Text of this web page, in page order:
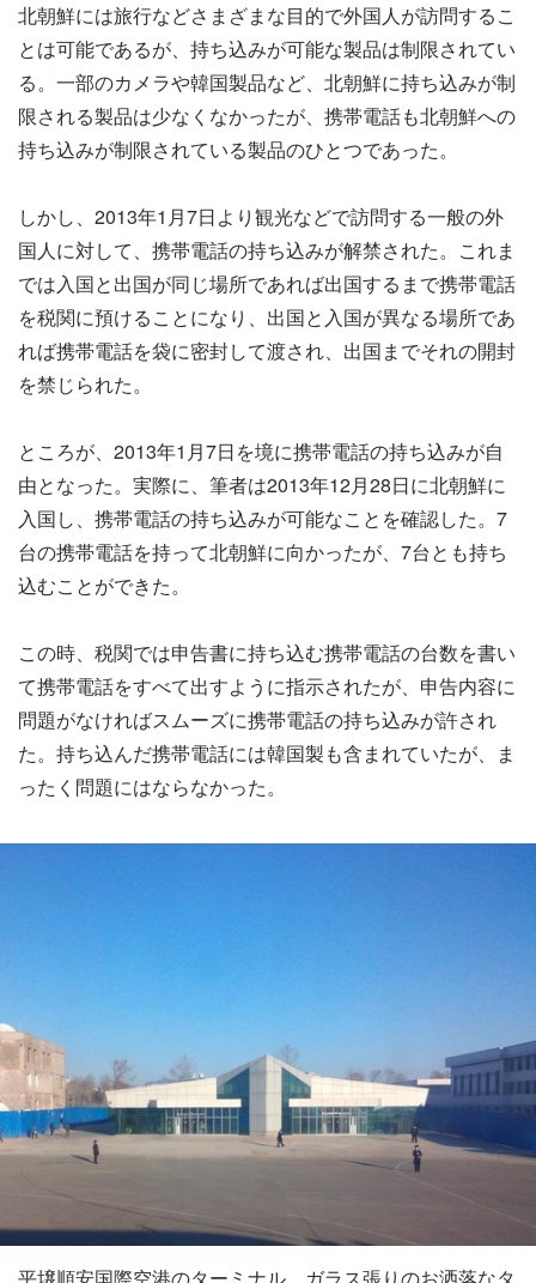
北朝鮮には旅行などさまざまな目的で外国人が訪問するこ
とは可能であるが、持ち込みが可能な製品は制限されてい
る。一部のカメラや韓国製品など、北朝鮮に持ち込みが制
限される製品は少なくなかったが、携帯電話も北朝鮮への
持ち込みが制限されている製品のひとつであった。
しかし、2013年1月7日より観光などで訪問する一般の外
国人に対して、携帯電話の持ち込みが解禁された。これま
では入国と出国が同じ場所であれば出国するまで携帯電話
を税関に預けることになり、出国と入国が異なる場所であ
れば携帯電話を袋に密封して渡され、出国までそれの開封
を禁じられた。
ところが、2013年1月7日を境に携帯電話の持ち込みが自
由となった。実際に、筆者は2013年12月28日に北朝鮮に
入国し、携帯電話の持ち込みが可能なことを確認した。7
台の携帯電話を持って北朝鮮に向かったが、7台とも持ち
込むことができた。
この時、税関では申告書に持ち込む携帯電話の台数を書い
て携帯電話をすべて出すように指示されたが、申告内容に
問題がなければスムーズに携帯電話の持ち込みが許され
た。持ち込んだ携帯電話には韓国製も含まれていたが、ま
ったく問題にはならなかった。